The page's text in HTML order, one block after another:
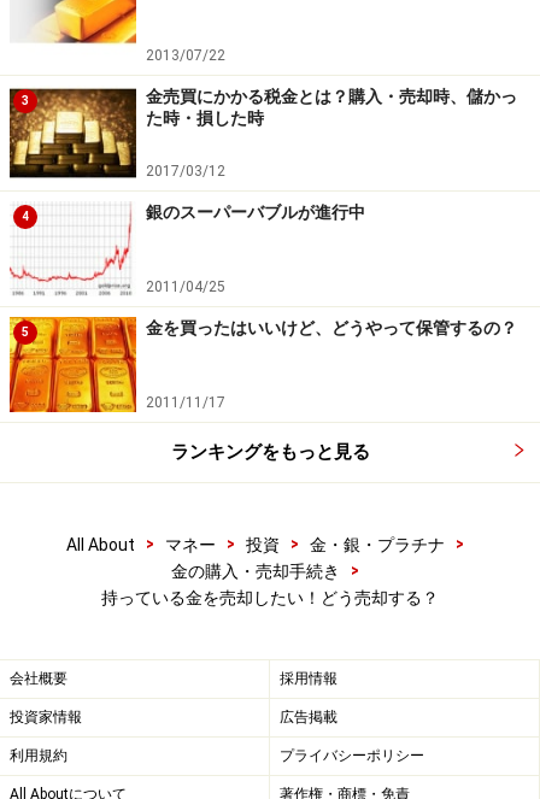
2013/07/22
3
金売買にかかる税金とは？購入・売却時、儲かっ
た時・損した時
2017/03/12
4 銀のスーパーバブルが進行中
2011/04/25
5 金を買ったはいいけど、どうやって保管するの？
2011/11/17
ランキングをもっと見る
All About > マネー > 投資 > 金・銀・プラチナ
>
金の購入・売却手続き
>
持っている金を売却したい！どう売却する？
会社概要 採用情報
投資家情報 広告掲載
利用規約 プライバシーポリシー
All Aboutについて 著作権・商標・免責